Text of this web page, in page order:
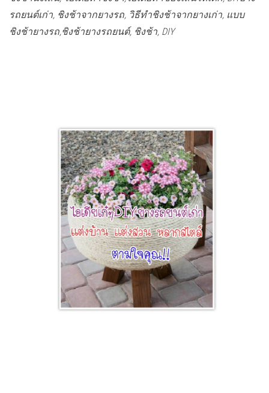
รถยนต์เก่า, ชิงช้าจากยางรถ, วิธีทำชิงช้าจากยางเก่า, แบบ
ชิงช้ายางรถ,ชิงช้ายางรถยนต์, ชิงช้า, DIY